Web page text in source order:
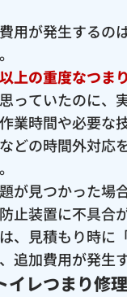
用が発生する
上の重度なつまり
っていたのに、
業時間や必要な
どの時間外対応
が見つかった
止装置に不具合
、見積もり時に
追加費用が発生
イレつまり修